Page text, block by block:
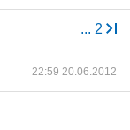
... 2
22:59 20.06.2012